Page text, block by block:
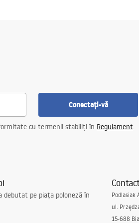
Conectați-vă
cu termenii stabiliți în Regulament.
debutat pe piața poloneză în
Podlasiak
ul.
15-688